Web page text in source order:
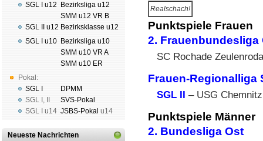
SGL I u12
SGL II u12
SGL I u10
Pokal:
SGL I
SGL I ,
SGL I
u14
Bezirksliga u12
SMM u12 VR B
Bezirksklasse u12
Bezirksliga u10
SMM u10 VR A
SMM u10 ER
DPMM
SVS-Pokal
JSBS-Pokal u14
Neueste Nachrichten
Realschach!
Punktspiele Frauen
2. Frauenbundesliga
SC Rochade
Frauen-Regionalliga
SGL II – USG
Punktspiele Männer
2. Bundesliga Ost